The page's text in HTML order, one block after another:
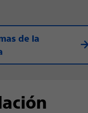
de la